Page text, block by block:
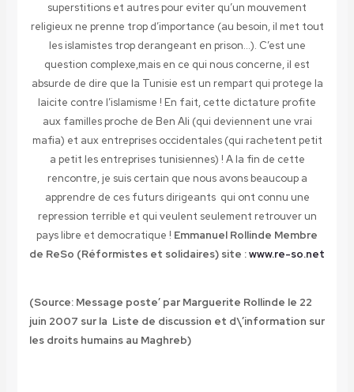
superstitions et autres pour eviter qu’un mouvement
religieux ne prenne trop d’importance (au besoin, il met tout
les islamistes trop derangeant en prison…). C’est une
question complexe,mais en ce qui nous concerne, il est
absurde de dire que la Tunisie est un rempart qui protege la
laicite contre l’islamisme ! En fait, cette dictature profite
aux familles proche de Ben Ali (qui deviennent une vrai
mafia) et aux entreprises occidentales (qui rachetent petit
a petit les entreprises tunisiennes) ! A la fin de cette
rencontre, je suis certain que nous avons beaucoup a
apprendre de ces futurs dirigeants qui ont connu une
repression terrible et qui veulent seulement retrouver un
pays libre et democratique ! Emmanuel Rollinde Membre
de ReSo (Réformistes et solidaires) site :www.re-so.net
(Source: Message poste’ par Marguerite Rollinde le 22
juin 2007 sur la Liste de discussion et d\’information sur
les droits humains au Maghreb)